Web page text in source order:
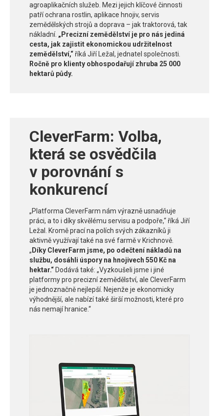
agroaplikačních služeb. Mezi jejich klíčové činnosti
patří ochrana rostlin, aplikace hnojiv, servis
zemědělských strojů a doprava – jak traktorová, tak
nákladní. „Precizní zemědělství je pro nás jediná
cesta, jak zajistit ekonomickou udržitelnost
zemědělství,“ říká Jiří Ležal, jednatel společnosti.
Ročně pro klienty obhospodařují zhruba 25 000
hektarů půdy.
CleverFarm: Volba,
která se osvědčila
v porovnání s
konkurencí
„Platforma CleverFarm nám výrazně usnadňuje
práci, a to i díky skvělému servisu a podpoře,“ říká Jiří
Ležal. Kromě prací na polích svých zákazníků ji
aktivně využívají také na své farmě v Krichnově.
„ Díky CleverFarm jsme, po odečtení nákladů na
službu, dosáhli úspory na hnojivech 550 Kč na
hektar.“ Dodává také: „Vyzkoušeli jsme i jiné
platformy pro precizní zemědělství, ale CleverFarm
je jednoznačně nejlepší. Nejenže je ekonomicky
výhodnější, ale nabízí také širší možnosti, které pro
nás nemají hranice.“